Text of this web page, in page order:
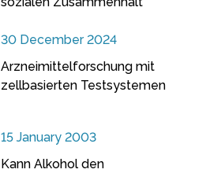
30 December 2024
Arzneimittelforschung mit
zellbasierten Testsystemen
15 January 2003
Kann Alkohol den